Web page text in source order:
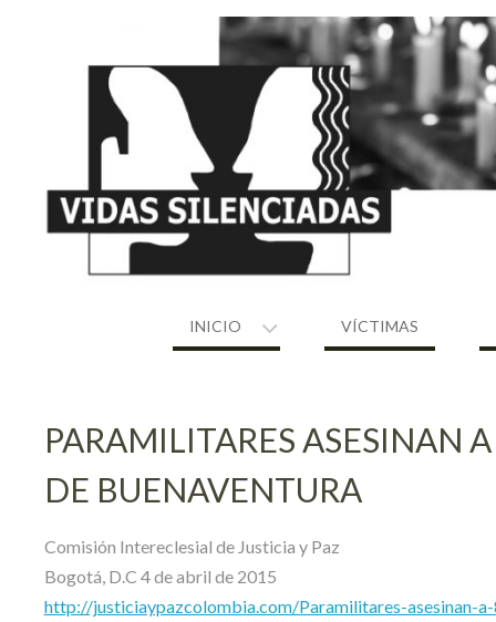
INICIO VÍCTIMAS
PARAMILITARES ASESINAN
DE BUENAVENTURA
Comisión Intereclesial de Justicia y Paz
Bogotá, D.C 4 de abril de 2015
http://justiciaypazcolombia.com/Paramilitares-asesinan-